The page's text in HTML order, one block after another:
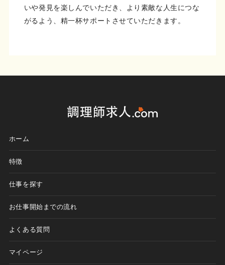
いや発見を楽しんでいただき、より素敵な人生につな
がるよう、精一杯サポートさせていただきます。
ホーム
特徴
仕事を探す
お仕事開始までの流れ
よくある質問
マイページ